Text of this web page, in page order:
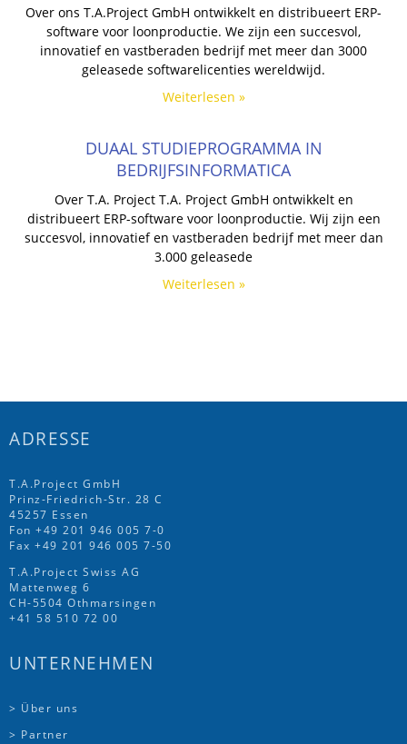
Over ons T.A.Project GmbH ontwikkelt en distribueert ERP-
software voor loonproductie. We zijn een succesvol,
innovatief en vastberaden bedrijf met meer dan 3000
geleasede softwarelicenties wereldwijd.
Weiterlesen »
DUAAL STUDIEPROGRAMMA IN
BEDRIJFSINFORMATICA
Over T.A. Project T.A. Project GmbH ontwikkelt en
distribueert ERP-software voor loonproductie. Wij zijn een
succesvol, innovatief en vastberaden bedrijf met meer dan
3.000 geleasede
Weiterlesen »
ADRESSE
T.A.Project GmbH
Prinz-Friedrich-Str. 28 C
45257 Essen
Fon +49 201 946 005 7-0
Fax +49 201 946 005 7-50
T.A.Project Swiss AG
Mattenweg 6
CH-5504 Othmarsingen
+41 58 510 72 00
UNTERNEHMEN
> Über uns
> Partner